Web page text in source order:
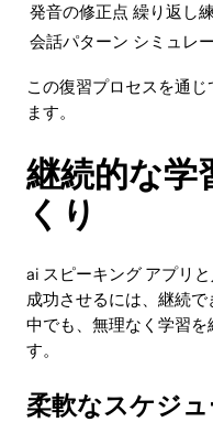
発音の修正点 繰り返し
会話パターン シミュレ
この復習プロセスを通じ
ます。
継続的な学
くり
ai スピーキング アプリ
成功させるには、継続
中でも、無理なく学習
す。
柔軟なスケジ